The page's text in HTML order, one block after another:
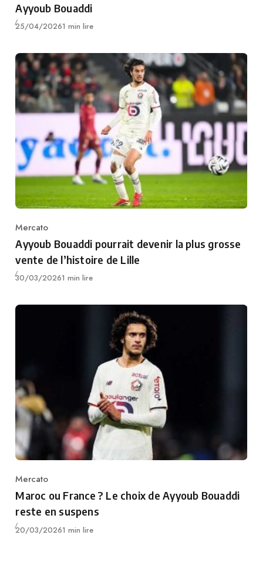
Ayyoub Bouaddi
Publié
25/04/20261 min lire
Category
Mercato
Ayyoub Bouaddi pourrait devenir la plus grosse
vente de l’histoire de Lille
Publié
30/03/20261 min lire
Category
Mercato
Maroc ou France ? Le choix de Ayyoub Bouaddi
reste en suspens
Publié
20/03/20261 min lire